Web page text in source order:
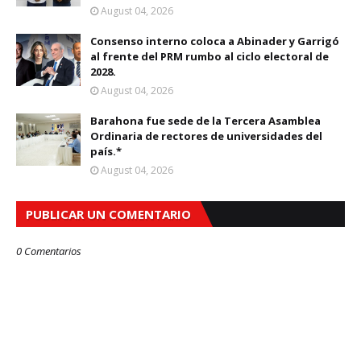
August 04, 2026
Consenso interno coloca a Abinader y Garrigó
al frente del PRM rumbo al ciclo electoral de
2028.
August 04, 2026
Barahona fue sede de la Tercera Asamblea
Ordinaria de rectores de universidades del
país.*
August 04, 2026
PUBLICAR UN COMENTARIO
0 Comentarios